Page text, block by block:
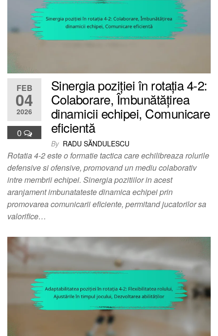
FEB
04
2026
0
Sinergia poziției în rotația 4-2:
Colaborare, Îmbunătățirea
dinamicii echipei, Comunicare
eficientă
By RADU SĂNDULESCU
Rotatia 4-2 este o formatie tactica care echilibreaza rolurile
defensive si ofensive, promovand un mediu colaborativ
intre membrii echipei. Sinergia pozitiilor in acest
aranjament imbunatateste dinamica echipei prin
promovarea comunicarii eficiente, permitand jucatorilor sa
valorifice…